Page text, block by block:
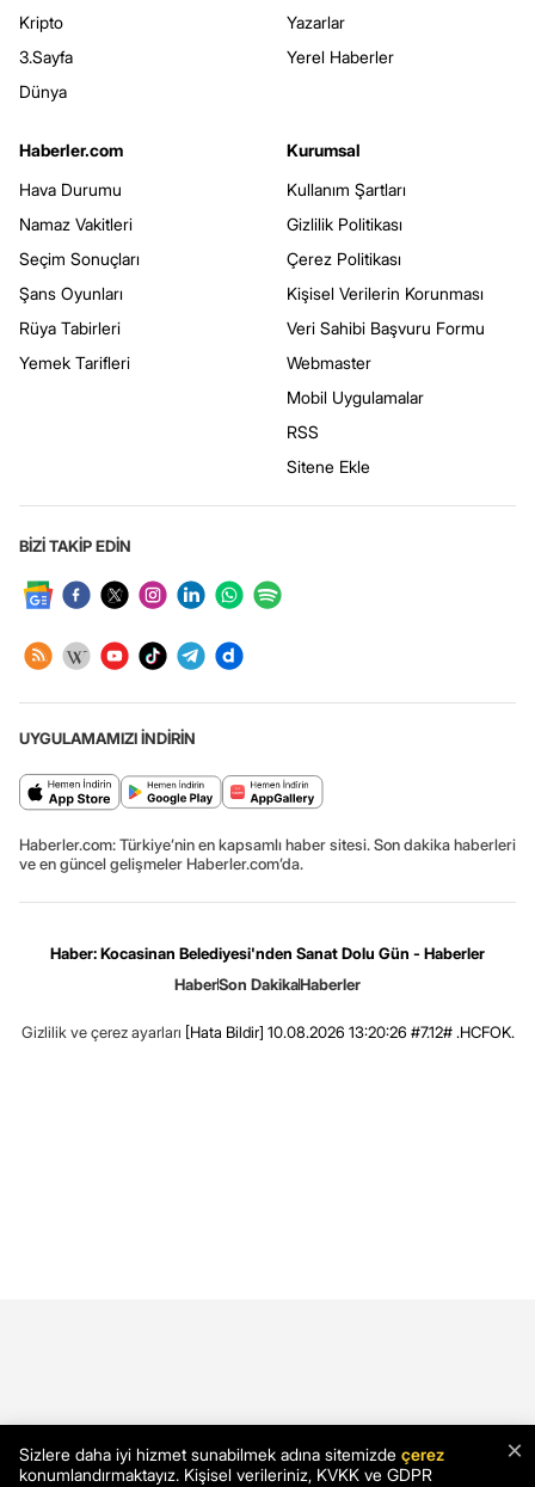
Kripto
3.Sayfa
Dünya
Yazarlar
Yerel Haberler
Haberler.com
Hava Durumu
Namaz Vakitleri
Seçim Sonuçları
Şans Oyunları
Rüya Tabirleri
Yemek Tarifleri
Kurumsal
Kullanım Şartları
Gizlilik Politikası
Çerez Politikası
Kişisel Verilerin Korunması
Veri Sahibi Başvuru Formu
Webmaster
Mobil Uygulamalar
RSS
Sitene Ekle
BİZİ TAKİP EDİN
UYGULAMAMIZI İNDİRİN
Haberler.com: Türkiye’nin en kapsamlı haber sitesi. Son dakika haberleri
ve en güncel gelişmeler Haberler.com’da.
Haber: Kocasinan Belediyesi'nden Sanat Dolu Gün - Haberler
HaberSon DakikaHaberler
Gizlilik ve çerez ayarları [Hata Bildir] 10.08.2026 13:20:26 #7.12# .HCFOK.
×
Sizlere daha iyi hizmet sunabilmek adına sitemizde çerez
konumlandırmaktayız. Kişisel verileriniz, KVKK ve GDPR